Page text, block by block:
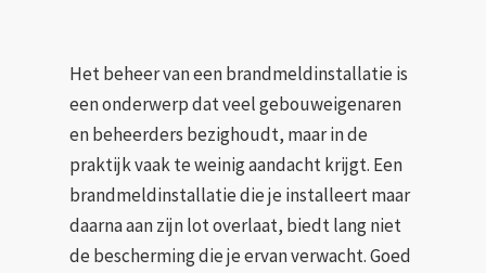
Het beheer van een brandmeldinstallatie is
een onderwerp dat veel gebouweigenaren
en beheerders bezighoudt, maar in de
praktijk vaak te weinig aandacht krijgt. Een
brandmeldinstallatie die je installeert maar
daarna aan zijn lot overlaat, biedt lang niet
de bescherming die je ervan verwacht. Goed